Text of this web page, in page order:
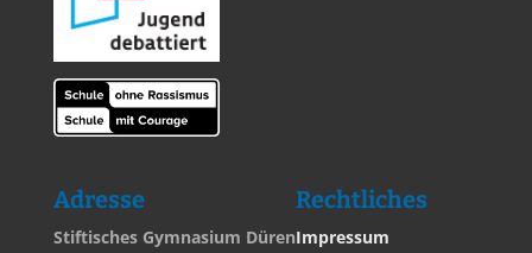
Adresse
Stiftisches Gymnasium Düren
Rechtliches
Impressum